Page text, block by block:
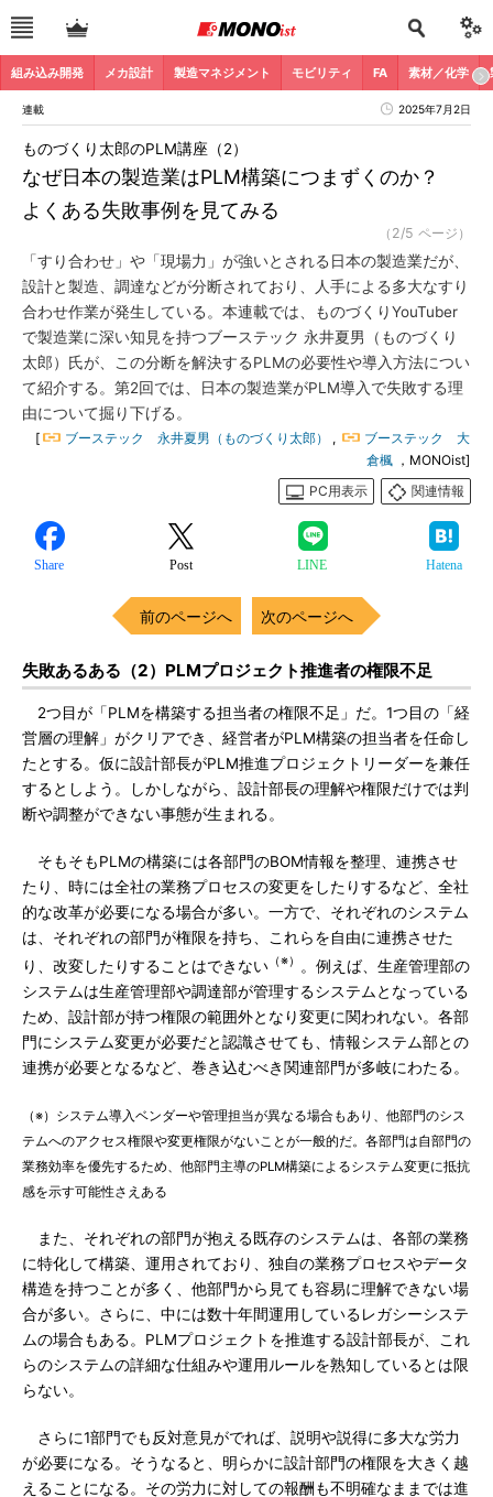
組み込み開発 メカ設計 製造マネジメント モビリティ FA 素材／化学
連載 2025年7月2日
なぜ日本の製造業はPLM構築につまずくのか？
よくある失敗事例を見てみる
ものづくり太郎のPLM講座（2）
（2/5 ページ）
「すり合わせ」や「現場力」が強いとされる日本の製造業だが、
設計と製造、調達などが分断されており、人手による多大なすり
合わせ作業が発生している。本連載では、ものづくりYouTuber
で製造業に深い知見を持つブーステック 永井夏男（ものづくり
太郎）氏が、この分断を解決するPLMの必要性や導入方法につい
て紹介する。第2回では、日本の製造業がPLM導入で失敗する理
由について掘り下げる。
[ ブーステック 永井夏男（ものづくり太郎） ,
ブーステック 大
倉楓 ，MONOist]
PC用表示
関連情報
Share Post LINE Hatena
前のページへ 次のページへ
失敗あるある（2）PLMプロジェクト推進者の権限不足
2つ目が「PLMを構築する担当者の権限不足」だ。1つ目の「経
営層の理解」がクリアでき、経営者がPLM構築の担当者を任命し
たとする。仮に設計部長がPLM推進プロジェクトリーダーを兼任
するとしよう。しかしながら、設計部長の理解や権限だけでは判
断や調整ができない事態が生まれる。
そもそもPLMの構築には各部門のBOM情報を整理、連携させ
たり、時には全社の業務プロセスの変更をしたりするなど、全社
的な改革が必要になる場合が多い。一方で、それぞれのシステム
は、それぞれの部門が権限を持ち、これらを自由に連携させた
り、改変したりすることはできない （※）
。例えば、生産管理部の
システムは生産管理部や調達部が管理するシステムとなっている
ため、設計部が持つ権限の範囲外となり変更に関われない。各部
門にシステム変更が必要だと認識させても、情報システム部との
連携が必要となるなど、巻き込むべき関連部門が多岐にわたる。
（※）システム導入ベンダーや管理担当が異なる場合もあり、他部門のシス
テムへのアクセス権限や変更権限がないことが一般的だ。各部門は自部門の
業務効率を優先するため、他部門主導のPLM構築によるシステム変更に抵抗
感を示す可能性さえある
また、それぞれの部門が抱える既存のシステムは、各部の業務
に特化して構築、運用されており、独自の業務プロセスやデータ
構造を持つことが多く、他部門から見ても容易に理解できない場
合が多い。さらに、中には数十年間運用しているレガシーシステ
ムの場合もある。PLMプロジェクトを推進する設計部長が、これ
らのシステムの詳細な仕組みや運用ルールを熟知しているとは限
らない。
さらに1部門でも反対意見がでれば、説明や説得に多大な労力
が必要になる。そうなると、明らかに設計部門の権限を大きく越
えることになる。その労力に対しての報酬も不明確なままでは進